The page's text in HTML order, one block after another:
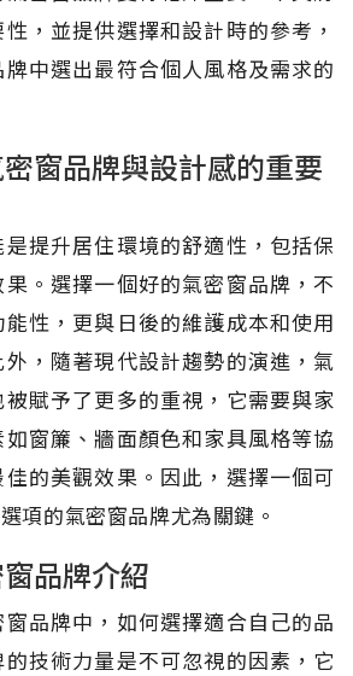
，並提供選擇和設計時的參考，
中選出最符合個人風格及需求的
窗品牌與設計感的重要
提升居住環境的舒適性，包括保
。選擇一個好的氣密窗品牌，不
性，更與日後的維護成本和使用
，隨著現代設計趨勢的演進，氣
賦予了更多的重視，它需要與家
窗簾、牆面顏色和家具風格等協
的美觀效果。因此，選擇一個可
項的氣密窗品牌尤為關鍵。
品牌介紹
品牌中，如何選擇適合自己的品
技術力量是不可忽視的因素，它